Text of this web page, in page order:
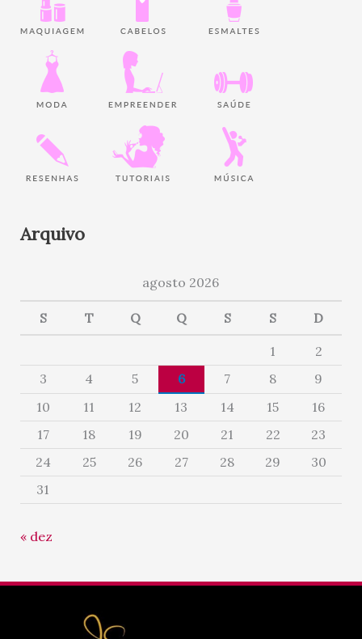
Arquivo
agosto 2026
S T Q Q S S D
1
2
3
4 5 6 7 8
9
10
11 12 13 14 15
16
17
18 19 20 21 22
23
24
25 26 27 28 29
30
31
« dez